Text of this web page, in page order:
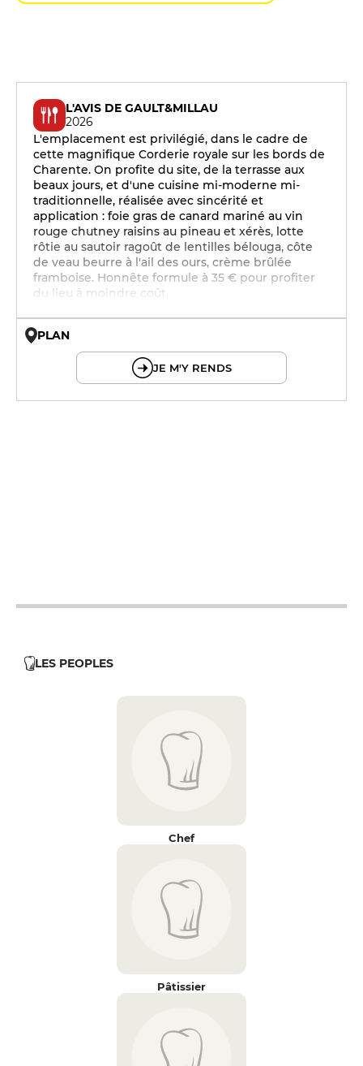
L'AVIS DE GAULT&MILLAU
2026
L'emplacement est privilégié, dans le cadre de
cette magnifique Corderie royale sur les bords de
Charente. On profite du site, de la terrasse aux
beaux jours, et d'une cuisine mi-moderne mi-
traditionnelle, réalisée avec sincérité et
application : foie gras de canard mariné au vin
rouge chutney raisins au pineau et xérès, lotte
rôtie au sautoir ragoût de lentilles bélouga, côte
de veau beurre à l'ail des ours, crème brûlée
framboise. Honnête formule à 35 € pour profiter
du lieu à moindre coût.
PLAN
JE M'Y RENDS
LES PEOPLES
Chef
Pâtissier